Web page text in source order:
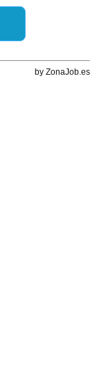
by ZonaJob.es